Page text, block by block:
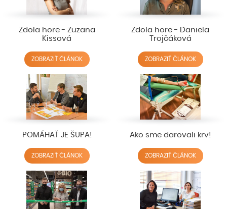
Zdola hore - Zuzana
Kissová
ZOBRAZIŤ ČLÁNOK
Zdola hore - Daniela
Trojčáková
ZOBRAZIŤ ČLÁNOK
POMÁHAŤ JE ŠUPA!
ZOBRAZIŤ ČLÁNOK
Ako sme darovali krv!
ZOBRAZIŤ ČLÁNOK